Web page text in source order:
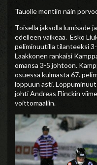
Tauolle mentiin näin
Toisella jaksolla lumisade
edelleen vaikeaa. Esko
peliminuutilla tilanteeksi
Laakkonen rankaisi
omansa 3-5 johtoon.
osuessa kulmasta 67.
loppuun asti.
johti Andreas Flinckin
voittomaaliin.